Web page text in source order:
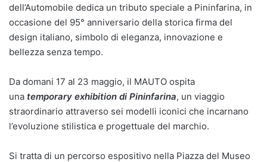
dell’Automobile dedica un tributo speciale a Pininfarina, in
occasione del 95° anniversario della storica firma del
design italiano, simbolo di eleganza, innovazione e
bellezza senza tempo.
Da domani 17 al 23 maggio, il MAUTO ospita
una temporary exhibition di Pininfarina, un viaggio
straordinario attraverso sei modelli iconici che incarnano
l’evoluzione stilistica e progettuale del marchio.
Si tratta di un percorso espositivo nella Piazza del Museo